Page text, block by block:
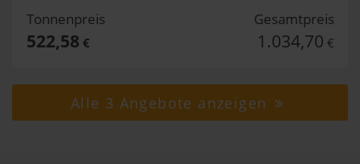
Tonnenpreis
522,58 €
Gesamtpreis
1.034,70 €
Alle 3 Angebote anzeigen